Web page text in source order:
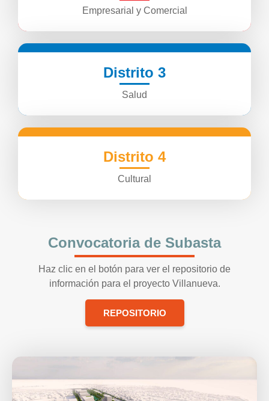
Empresarial y Comercial
Distrito 3
Salud
Distrito 4
Cultural
Convocatoria de Subasta
Haz clic en el botón para ver el repositorio de
información para el proyecto Villanueva.
REPOSITORIO